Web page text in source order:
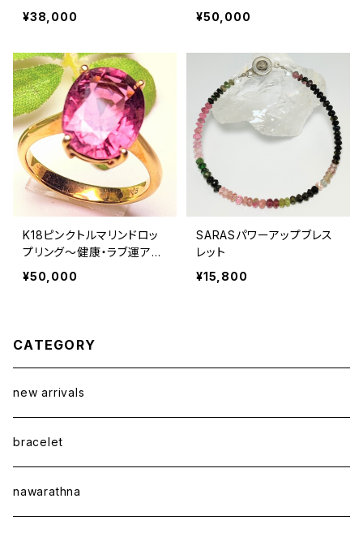
¥38,000
プ〜
¥50,000
K18ピンクトルマリンドロッ
プリング〜健康・ラブ運アッ
プ〜
¥50,000
SARASパワーアップブレス
レット
¥15,800
CATEGORY
new arrivals
bracelet
nawarathna